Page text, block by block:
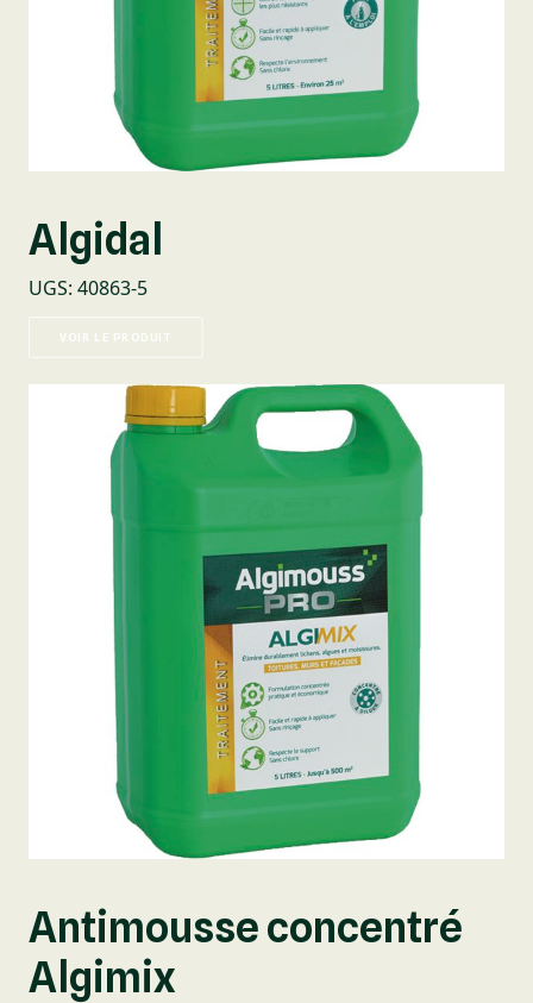
Algidal
UGS: 40863-5
VOIR LE PRODUIT
Antimousse concentré
Algimix